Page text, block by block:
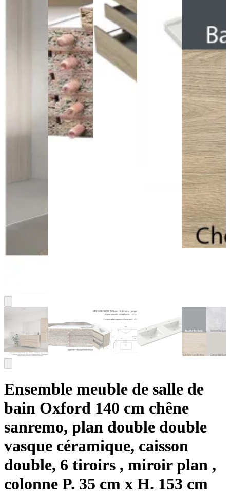
Ensemble meuble de salle de
bain Oxford 140 cm chêne
sanremo, plan double double
vasque céramique, caisson
double, 6 tiroirs , miroir plan ,
colonne P. 35 cm x H. 153 cm